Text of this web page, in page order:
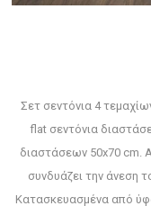
Σετ σεντόνια 4
flat σεντόνια
διαστάσεων 50x70 cm.
συνδυάζει την άνεση
Κατασκευασμένα από